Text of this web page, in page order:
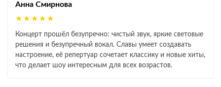
Анна Смирнова
★★★★★
Концерт прошёл безупречно: чистый звук, яркие световые
решения и безупречный вокал. Славы умеет создавать
настроение, её репертуар сочетает классику и новые хиты,
что делает шоу интересным для всех возрастов.